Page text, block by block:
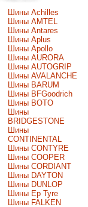
Шины Achilles
Шины AMTEL
Шины Antares
Шины Aplus
Шины Apollo
Шины AURORA
Шины AUTOGRIP
Шины AVALANCHE
Шины BARUM
Шины BFGoodrich
Шины BOTO
Шины
BRIDGESTONE
Шины
CONTINENTAL
Шины CONTYRE
Шины COOPER
Шины CORDIANT
Шины DAYTON
Шины DUNLOP
Шины Ep Tyre
Шины FALKEN